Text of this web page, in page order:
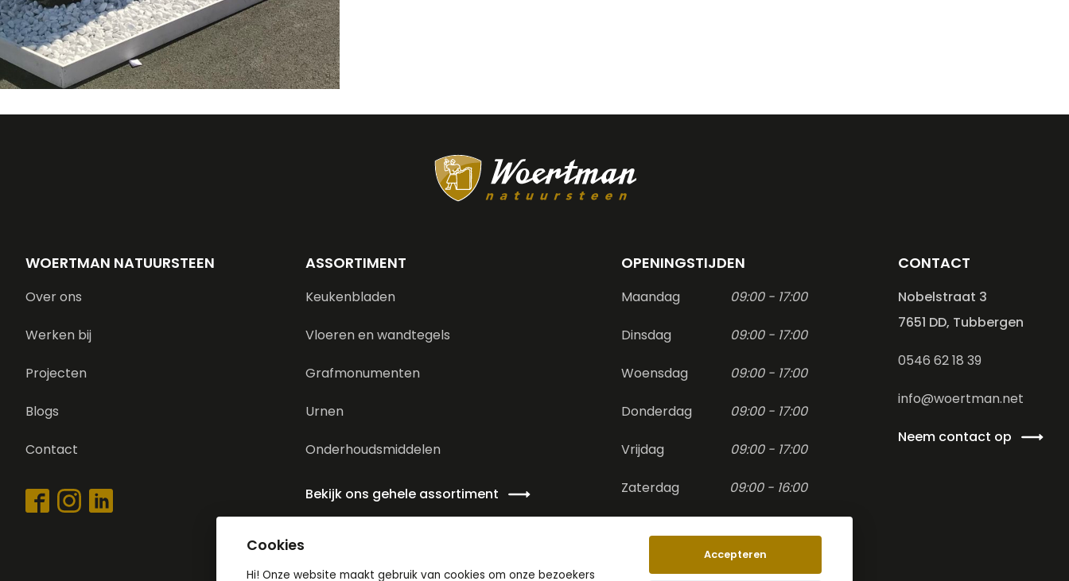
WOERTMAN NATUURSTEEN
Over ons
Werken bij
Projecten
Blogs
Contact
ASSORTIMENT
Keukenbladen
Vloeren en wandtegels
Grafmonumenten
Urnen
Onderhoudsmiddelen
Bekijk ons gehele assortiment
OPENINGSTIJDEN
Maandag 09:00 - 17:00
Dinsdag 09:00 - 17:00
Woensdag 09:00 - 17:00
Donderdag 09:00 - 17:00
Vrijdag 09:00 - 17:00
Zaterdag 09:00 - 16:00
CONTACT
Nobelstraat 3
7651 DD, Tubbergen
0546 62 18 39
info@woertman.net
Neem contact op
Cookies
Hi! Onze website maakt gebruik van cookies om onze bezoekers
Accepteren